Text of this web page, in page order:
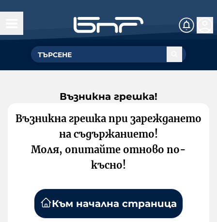
Възникна грешка!
Възникна грешка при зареждането
на съдържанието!
Моля, опитайте отново по-
късно!
Към начална страница